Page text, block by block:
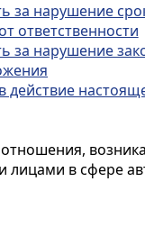
за нарушение
ответственности
за нарушение
действие
в сфере